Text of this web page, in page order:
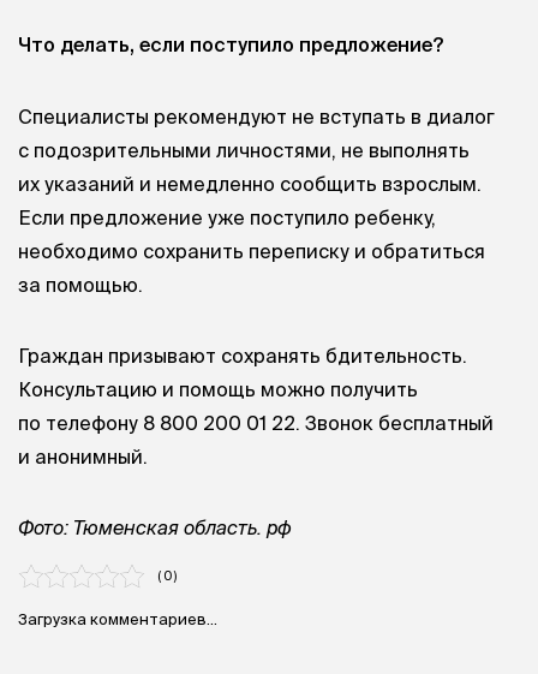
Что делать, если поступило предложение?
Специалисты рекомендуют не вступать в диалог
с подозрительными личностями, не выполнять
их указаний и немедленно сообщить взрослым.
Если предложение уже поступило ребенку,
необходимо сохранить переписку и обратиться
за помощью.
Граждан призывают сохранять бдительность.
Консультацию и помощь можно получить
по телефону 8 800 200 01 22. Звонок бесплатный
и анонимный.
Фото: Тюменская область. рф
( 0 )
Загрузка комментариев...